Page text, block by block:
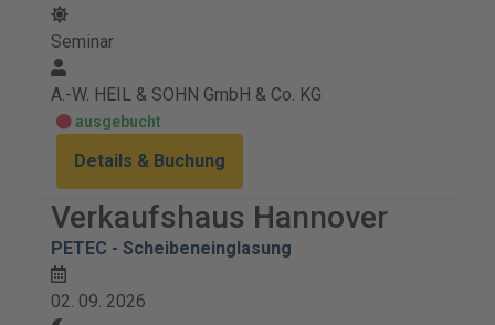
Seminar
A.-W. HEIL & SOHN GmbH & Co. KG
ausgebucht
Details & Buchung
Verkaufshaus Hannover
PETEC - Scheibeneinglasung
02. 09. 2026